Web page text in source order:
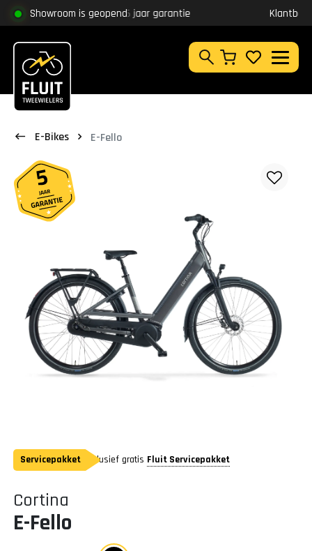
Zoeken
Zoeken
Showroom is geopend
5 jaar garantie Klantbeoordeling9,8
E-Bikes E-Fello
Servicepakket Inclusief gratis Fluit Servicepakket
Cortina
E-Fello